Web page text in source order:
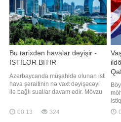
Bu tarixdən havalar dəyişir -
İSTİLƏR BİTİR
Azərbaycanda müşahidə olunan isti
hava şəraitinin nə vaxt dəyişəcəyi
ilə bağlı suallar davam edir. Mövzu
Coğrafiya İnstitutunun şöbə müdiri
Ənvər Əliyev xalq arasında "yayın
00:13 324